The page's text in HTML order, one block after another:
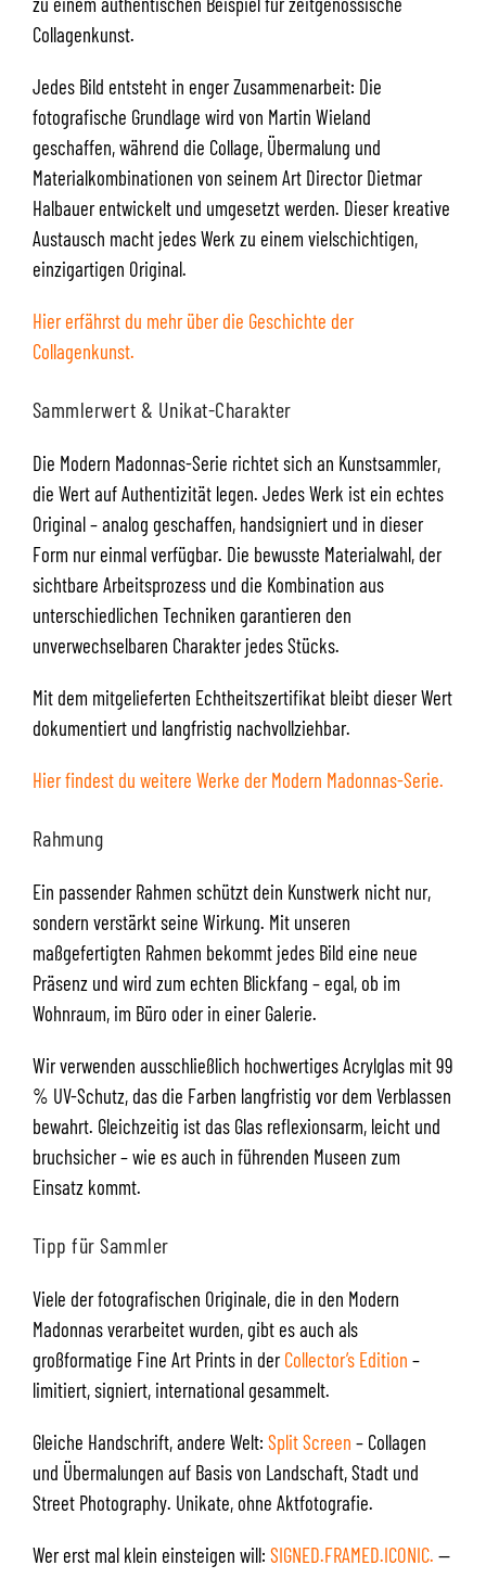
Collagenkunst.
Jedes Bild entsteht in enger Zusammenarbeit: Die
fotografische Grundlage wird von Martin Wieland
geschaffen, während die Collage, Übermalung und
Materialkombinationen von seinem Art Director Dietmar
Halbauer entwickelt und umgesetzt werden. Dieser kreative
Austausch macht jedes Werk zu einem vielschichtigen,
einzigartigen Original.
Hier erfährst du mehr über die Geschichte der
Collagenkunst.
Sammlerwert & Unikat-Charakter
Die Modern Madonnas-Serie richtet sich an Kunstsammler,
die Wert auf Authentizität legen. Jedes Werk ist ein echtes
Original – analog geschaffen, handsigniert und in dieser
Form nur einmal verfügbar. Die bewusste Materialwahl, der
sichtbare Arbeitsprozess und die Kombination aus
unterschiedlichen Techniken garantieren den
unverwechselbaren Charakter jedes Stücks.
Mit dem mitgelieferten Echtheitszertifikat bleibt dieser Wert
dokumentiert und langfristig nachvollziehbar.
Hier findest du weitere Werke der Modern Madonnas-Serie.
Rahmung
Ein passender Rahmen schützt dein Kunstwerk nicht nur,
sondern verstärkt seine Wirkung. Mit unseren
maßgefertigten Rahmen bekommt jedes Bild eine neue
Präsenz und wird zum echten Blickfang – egal, ob im
Wohnraum, im Büro oder in einer Galerie.
Wir verwenden ausschließlich hochwertiges Acrylglas mit 99
% UV-Schutz, das die Farben langfristig vor dem Verblassen
bewahrt. Gleichzeitig ist das Glas reflexionsarm, leicht und
bruchsicher – wie es auch in führenden Museen zum
Einsatz kommt.
Tipp für Sammler
Viele der fotografischen Originale, die in den Modern
Madonnas verarbeitet wurden, gibt es auch als
großformatige Fine Art Prints in derCollector’s Edition –
limitiert, signiert, international gesammelt.
Gleiche Handschrift, andere Welt: Split Screen – Collagen
und Übermalungen auf Basis von Landschaft, Stadt und
Street Photography. Unikate, ohne Aktfotografie.
Wer erst mal klein einsteigen will: SIGNED.FRAMED.ICONIC. —